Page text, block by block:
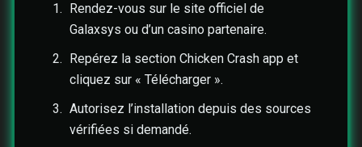
Rendez-vous sur le site officiel de
Galaxsys ou d’un casino partenaire.
Repérez la section Chicken Crash app et
cliquez sur « Télécharger ».
Autorisez l’installation depuis des sources
vérifiées si demandé.